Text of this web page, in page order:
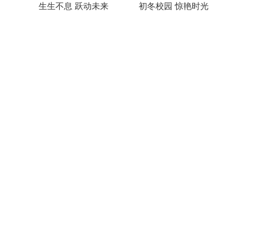
生生不息 跃动未来 初冬校园 惊艳时光